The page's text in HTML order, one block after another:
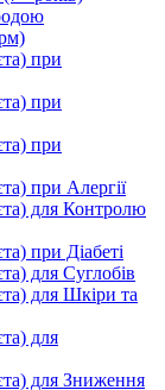
при
при
при
при Алергії
для Контролю
при Діабеті
для Суглобів
для Шкіри та
для
для Зниження